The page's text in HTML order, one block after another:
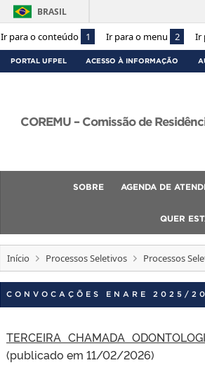
Ir para o conteúdo 1 Ir para o menu 2 Ir
BRASIL
PORTAL UFPEL ACESSO À INFORMAÇÃO
COREMU – Comissão de
SOBRE AGENDA DE
QUER
Início Processos Seletivos Processos
CONVOCAÇÕES ENARE 2025/
TERCEIRA CHAMADA
(publicado em 11/02/2026)